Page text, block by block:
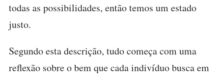
todas as possibilidades, então temos um estado
justo.
Segundo esta descrição, tudo começa com uma
reflexão sobre o bem que cada indivíduo busca em